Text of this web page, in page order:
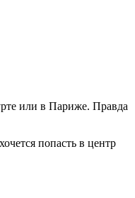
или в Париже. Правда
попасть в центр